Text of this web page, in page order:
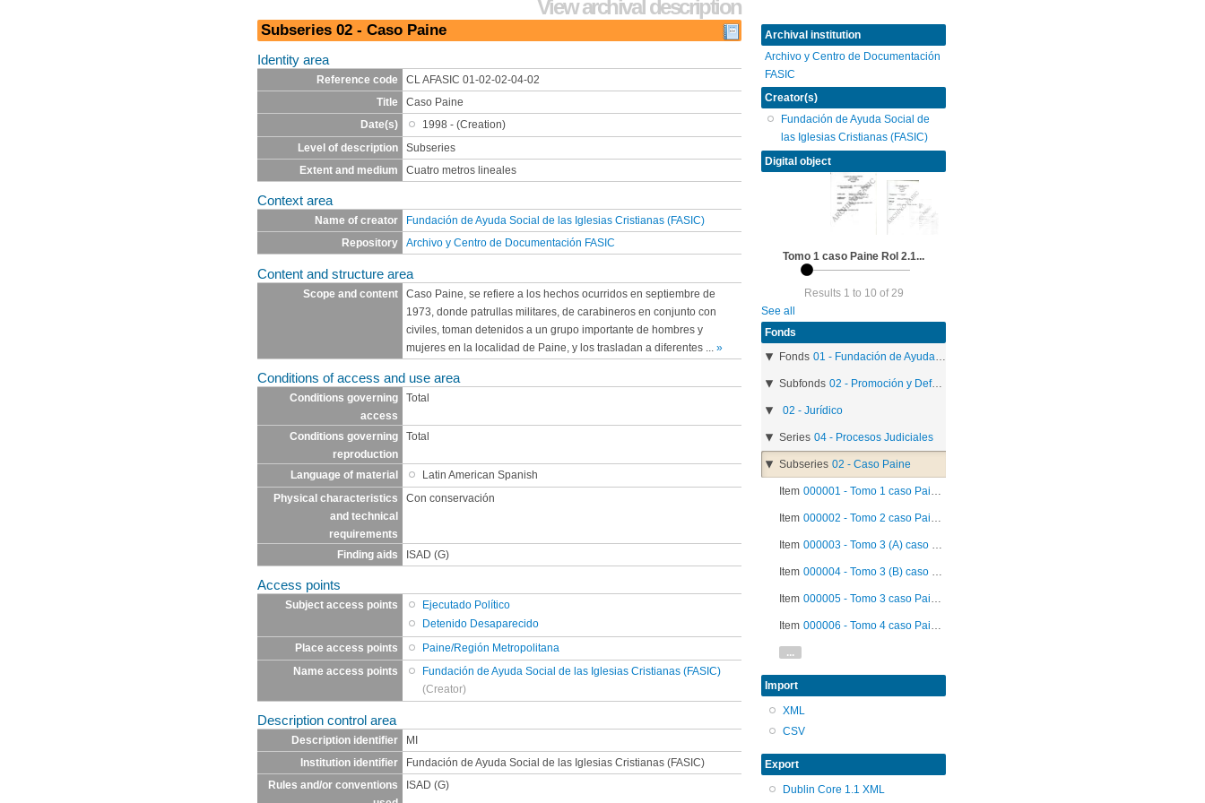
View archival description
Subseries 02 - Caso Paine
Identity area
Reference code
CL AFASIC 01-02-02-04-02
Title
Caso Paine
Date(s)
1998 - (Creation)
Level of description
Subseries
Extent and medium
Cuatro metros lineales
Context area
Name of creator
Fundación de Ayuda Social de las Iglesias Cristianas (FASIC)
Repository
Archivo y Centro de Documentación FASIC
Content and structure area
Scope and content
Caso Paine, se refiere a los hechos ocurridos en septiembre de
1973, donde patrullas militares, de carabineros en conjunto con
civiles, toman detenidos a un grupo importante de hombres y
mujeres en la localidad de Paine, y los trasladan a diferentes
»
Conditions of access and use area
Conditions governing
access
Total
Conditions governing
reproduction
Total
Language of material
Latin American Spanish
Physical characteristics
and technical
requirements
Con conservación
Finding aids ISAD (G)
Access points
Subject access points
Ejecutado Político
Detenido Desaparecido
Place access points
Paine/Región Metropolitana
Name access points
Fundación de Ayuda Social de las Iglesias Cristianas (FASIC)
(Creator)
Description control area
Description identifier
MI
Institution identifier
Fundación de Ayuda Social de las Iglesias Cristianas (FASIC)
Rules and/or conventions
ISAD (G)
Archival institution
Archivo y Centro de Documentación
FASIC
Creator(s)
Fundación de Ayuda Social de
las Iglesias Cristianas (FASIC)
Digital object
Tomo 1 caso Paine Rol 2.1...
Results 1 to 10 of 29
See all
Fonds
Fonds 01 - Fundación de Ayuda Social de las Iglesias Cristianas
Subfonds 02 - Promoción y Defensa de los Derechos Humanos
02 - Jurídico
Series 04 - Procesos Judiciales
Subseries 02 - Caso Paine
Item 000001 - Tomo 1 caso Paine Rol 2.182-98
Item 000002 - Tomo 2 caso Paine Rol 2.182-98
Item 000003 - Tomo 3 (A) caso Paine Rol 2.182-98
Item 000004 - Tomo 3 (B) caso Paine Rol 2.182-98
Item 000005 - Tomo 3 caso Paine Rol 04-02-F
Item 000006 - Tomo 4 caso Paine Rol 2.182-98
...
Import
XML
CSV
Export
Dublin Core 1.1 XML